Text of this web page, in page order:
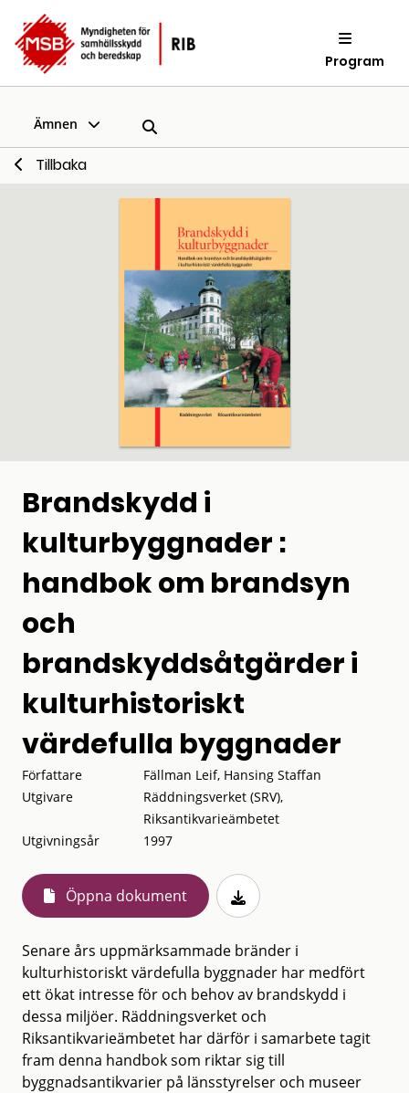
Program
Ämnen
Tillbaka
Brandskydd i
kulturbyggnader :
handbok om brandsyn
och
brandskyddsåtgärder i
kulturhistoriskt
värdefulla byggnader
Författare
Fällman Leif, Hansing Staffan
Utgivare
Räddningsverket (SRV),
Riksantikvarieämbetet
Utgivningsår
1997
Öppna dokument
Senare års uppmärksammade bränder i
kulturhistoriskt värdefulla byggnader har medfört
ett ökat intresse för och behov av brandskydd i
dessa miljöer. Räddningsverket och
Riksantikvarieämbetet har därför i samarbete tagit
fram denna handbok som riktar sig till
byggnadsantikvarier på länsstyrelser och museer